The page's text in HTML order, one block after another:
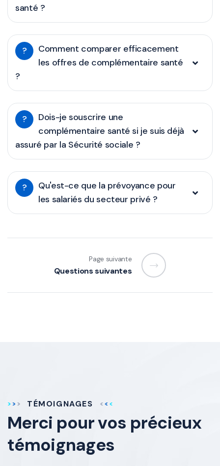
santé ?
?
Comment comparer efficacement
les offres de complémentaire santé
?
?
Dois-je souscrire une
complémentaire santé si je suis déjà
assuré par la Sécurité sociale ?
?
Qu'est-ce que la prévoyance pour
les salariés du secteur privé ?
Page suivante
Questions suivantes
TÉMOIGNAGES
Merci pour vos précieux
témoignages